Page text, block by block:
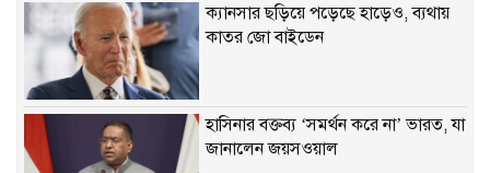
ক্যানসার ছড়িয়ে পড়েছে হাড়েও, ব্যথায়
কাতর জো বাইডেন
হাসিনার বক্তব্য ‘সমর্থন করে না’ ভারত, যা
জানালেন জয়সওয়াল